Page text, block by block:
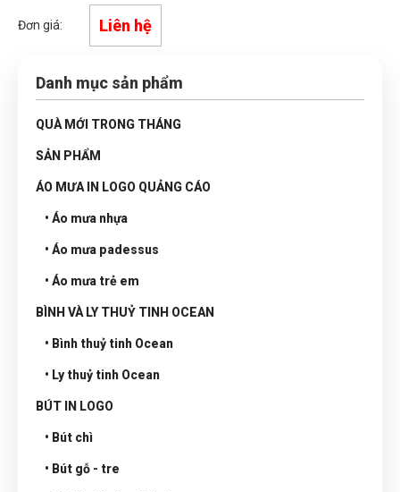
Đơn giá: Liên hệ
Danh mục sản phẩm
QUÀ MỚI TRONG THÁNG
SẢN PHẨM
ÁO MƯA IN LOGO QUẢNG CÁO
• Áo mưa nhựa
• Áo mưa padessus
• Áo mưa trẻ em
BÌNH VÀ LY THUỶ TINH OCEAN
• Bình thuỷ tinh Ocean
• Ly thuỷ tinh Ocean
BÚT IN LOGO
• Bút chì
• Bút gỗ - tre